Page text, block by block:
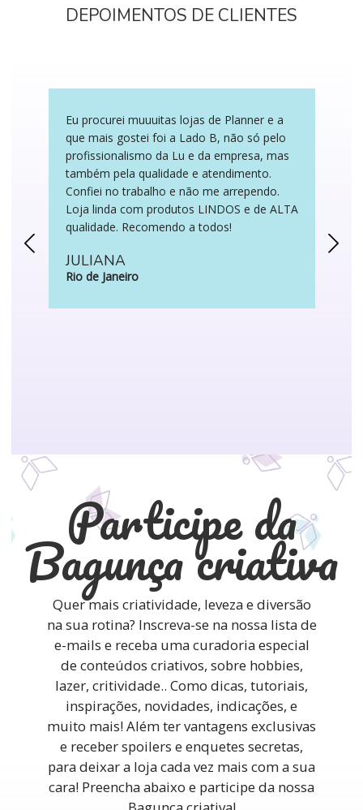
ser
escolhidas
DEPOIMENTOS DE CLIENTES
Eu procurei muuuitas lojas de Planner e a
que mais gostei foi a Lado B, não só pelo
profissionalismo da Lu e da empresa, mas
também pela qualidade e atendimento.
Confiei no trabalho e não me arrependo.
Loja linda com produtos LINDOS e de ALTA
qualidade. Recomendo a todos!
JULIANA
Rio de Janeiro
Participe da
Bagunça criativa
Quer mais criatividade, leveza e diversão
na sua rotina? Inscreva-se na nossa lista de
e-mails e receba uma curadoria especial
de conteúdos criativos, sobre hobbies,
lazer, critividade.. Como dicas, tutoriais,
inspirações, novidades, indicações, e
muito mais! Além ter vantagens exclusivas
e receber spoilers e enquetes secretas,
para deixar a loja cada vez mais com a sua
cara! Preencha abaixo e participe da nossa